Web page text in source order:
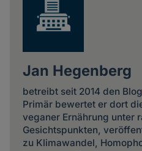
Jan Hegenberg
betreibt seit 2014 den Blog
Primär bewertet er dort
veganer Ernährung unter
Gesichtspunkten,
zu Klimawandel,